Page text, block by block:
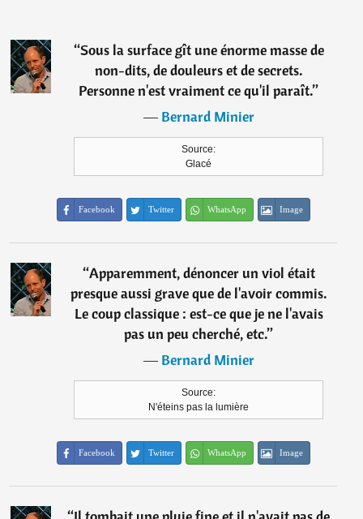
“Sous la surface gît une énorme masse de
non-dits, de douleurs et de secrets.
Personne n'est vraiment ce qu'il paraît.”
―Bernard Minier
Source:
Glacé
Facebook Twitter WhatsApp Image
“Apparemment, dénoncer un viol était
presque aussi grave que de l'avoir commis.
Le coup classique : est-ce que je ne l'avais
pas un peu cherché, etc.”
―Bernard Minier
Source:
N'éteins pas la lumière
Facebook Twitter WhatsApp Image